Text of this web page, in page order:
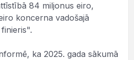
84 miljonus eiro,
koncerna vadošajā
ka 2025. gada sākumā